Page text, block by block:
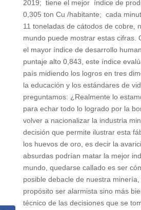
2019; tiene el mejor índice de
0,305 ton Cu /habitante; cada
11 toneladas de cátodos de cobre,
mundo puede mostrar estas cifras.
el mayor índice de desarrollo
puntaje alto 0,843, este índice
país midiendo los logros en tres
la educación y los estándares de
preguntamos: ¿Realmente lo
para echar todo lo logrado por la
volver a nacionalizar la industria
decisión que permite ilustrar esta
los huevos de oro, es decir la
absurdas podrían matar la mejor
mundo, quedarse callado es ser
posible debacle de nuestra
propósito ser alarmista sino más
técnico de las decisiones que se